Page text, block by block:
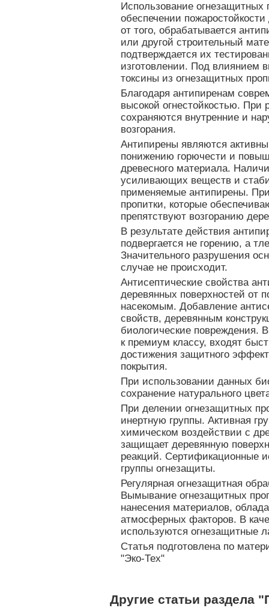
Использование
обеспечении
от того, обрабатывается
или другой строительный
подтверждается их
изготовлении. Под влиянием
токсины из огнезащитных
Благодаря антипиренам
высокой огнестойкостью. При
сохраняются внутренние и
возгорания.
Антипирены являются
понижению горючести и
древесного материала.
усиливающих веществ и
применяемые антипирены.
пропитки, которые
препятствуют возгоранию
В результате действия
подвергается не горению, а
Значительного разрушения
случае не происходит.
Антисептические свойства
деревянных поверхностей от
насекомым. Добавление
свойств, деревянным
биологические повреждения.
к премиум классу, входят
достижения защитного
покрытия.
При использовании данных
сохранение натурального
При делении огнезащитных
инертную группы. Активная
химическом воздействии с
защищает деревянную
реакций. Сертификационные
группы огнезащиты.
Регулярная огнезащитная
Вымывание огнезащитных
нанесения материалов,
атмосферных факторов. В
используются огнезащитные
Статья подготовлена по
"Эко-Тех"
Другие статьи раздела